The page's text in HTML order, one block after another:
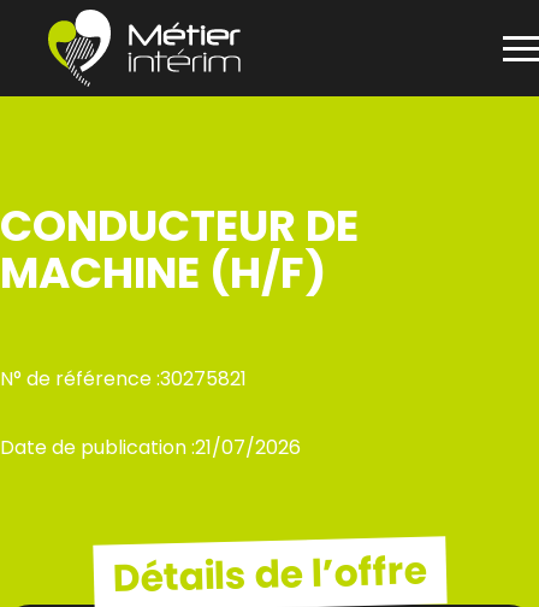
CONDUCTEUR DE
MACHINE (H/F)
N° de référence :30275821
Date de publication :21/07/2026
Détails de l’offre
Panneau de gestion des cookies